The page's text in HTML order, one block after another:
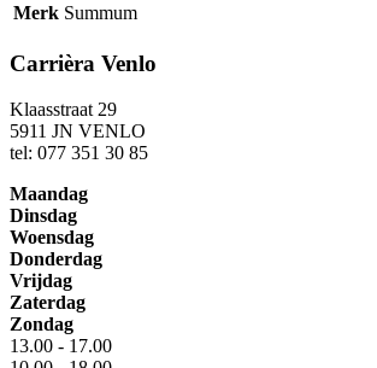
Merk Summum
Carrièra Venlo
Klaasstraat 29
5911 JN VENLO
tel: 077 351 30 85
Maandag
Dinsdag
Woensdag
Donderdag
Vrijdag
Zaterdag
Zondag
13.00 - 17.00